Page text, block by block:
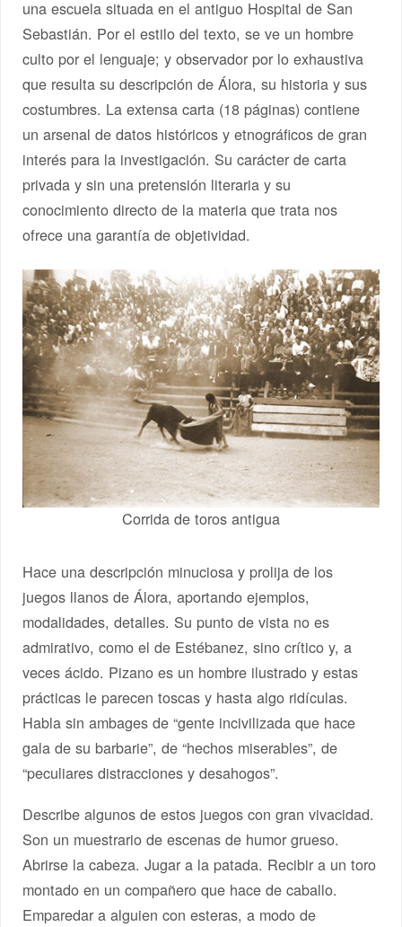
una escuela situada en el antiguo Hospital de San
Sebastián. Por el estilo del texto, se ve un hombre
culto por el lenguaje; y observador por lo exhaustiva
que resulta su descripción de Álora, su historia y sus
costumbres. La extensa carta (18 páginas) contiene
un arsenal de datos históricos y etnográficos de gran
interés para la investigación. Su carácter de carta
privada y sin una pretensión literaria y su
conocimiento directo de la materia que trata nos
ofrece una garantía de objetividad.
Corrida de toros antigua
Hace una descripción minuciosa y prolija de los
juegos llanos de Álora, aportando ejemplos,
modalidades, detalles. Su punto de vista no es
admirativo, como el de Estébanez, sino crítico y, a
veces ácido. Pizano es un hombre ilustrado y estas
prácticas le parecen toscas y hasta algo ridículas.
Habla sin ambages de “gente incivilizada que hace
gala de su barbarie”, de “hechos miserables”, de
“peculiares distracciones y desahogos”.
Describe algunos de estos juegos con gran vivacidad.
Son un muestrario de escenas de humor grueso.
Abrirse la cabeza. Jugar a la patada. Recibir a un toro
montado en un compañero que hace de caballo.
Emparedar a alguien con esteras, a modo de